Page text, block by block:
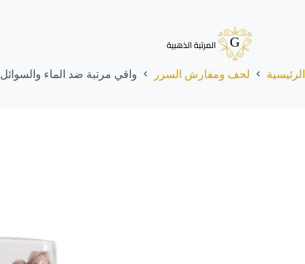
الرئيسية لحف ومفارش السرر واقي مرتبة ضد الماء والسوائل